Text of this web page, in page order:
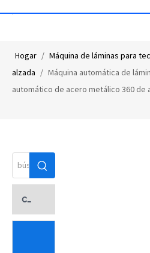
Hogar / Máquina de láminas para
alzada / Máquina automática de
automático de acero metálico 360 de
categoria de producto